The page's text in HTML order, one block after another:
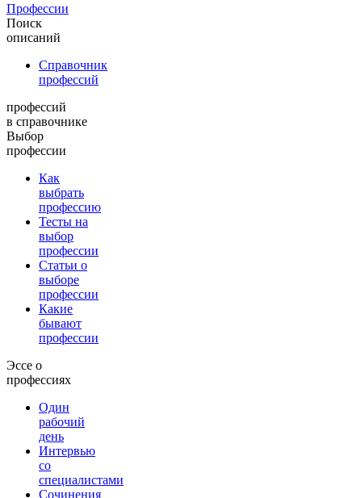
Профессии
Поиск
описаний
Справочник
профессий
профессий
в справочнике
Выбор
профессии
Как
выбрать
профессию
Тесты на
выбор
профессии
Статьи о
выборе
профессии
Какие
бывают
профессии
Эссе о
профессиях
Один
рабочий
день
Интервью
со
специалистами
Сочинения